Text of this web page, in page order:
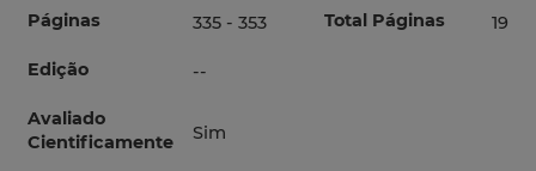
Páginas 335 - 353 Total Páginas 19
Edição --
Avaliado
Cientificamente
Sim